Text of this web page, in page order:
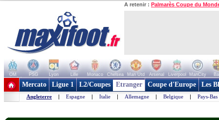
A retenir : Palmarès Coupe du
OM PSG Lyon Lille Monaco Chelsea Man Utd Arsenal Liverpool ManCity
+ de clubs
Mercato Ligue 1 L2/Coupes Etranger Coupe d'Europe Les
Angleterre | Espagne | Italie | Allemagne | Belgique | Pays-Bas